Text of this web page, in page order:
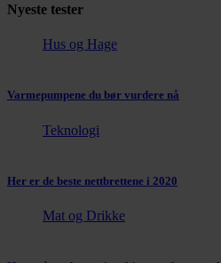
Nyeste tester
Hus og Hage
Varmepumpene du bør vurdere nå
Teknologi
Her er de beste nettbrettene i 2020
Mat og Drikke